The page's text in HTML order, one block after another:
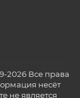
2026 Все права
несёт
не является